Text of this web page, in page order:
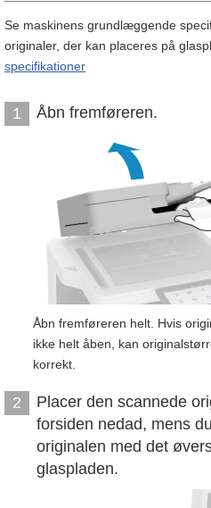
Se maskinens grundlæggende
originaler, der kan placeres på
specifikationer
1 Åbn fremføreren.
Åbn fremføreren helt. Hvis
ikke helt åben, kan
korrekt.
2
Placer den scannede
forsiden nedad, mens
originalen med det
glaspladen.